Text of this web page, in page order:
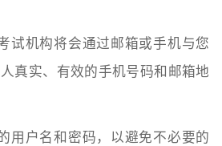
试机构将会通过邮箱或手机与您
真实、有效的手机号码和邮箱地
用户名和密码，以避免不必要的